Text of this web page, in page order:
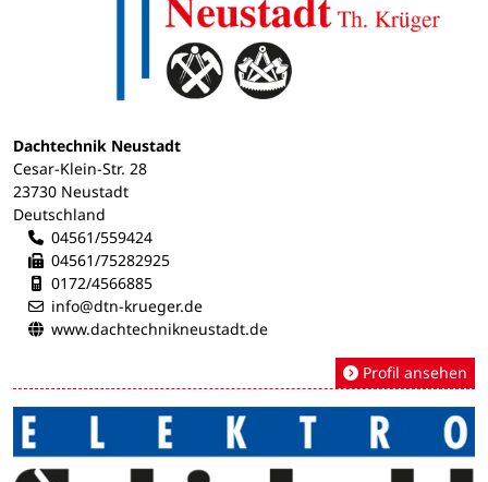
Dachtechnik Neustadt
Cesar-Klein-Str. 28
23730 Neustadt
Deutschland
04561/559424
04561/75282925
Mobilnummer:
0172/4566885
info@dtn-krueger.de
www.dachtechnikneustadt.de
Profil ansehen